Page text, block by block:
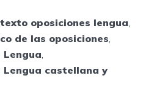
oposiciones lengua,
de las oposiciones,
Lengua,
Lengua castellana y